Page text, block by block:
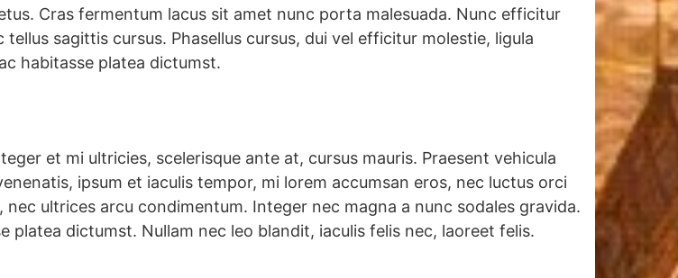
Cras fermentum lacus sit amet nunc porta malesuada. Nunc efficitur
sagittis cursus. Phasellus cursus, dui vel efficitur molestie, ligula
habitasse platea dictumst.
et mi ultricies, scelerisque ante at, cursus mauris. Praesent vehicula
ipsum et iaculis tempor, mi lorem accumsan eros, nec luctus orci
ultrices arcu condimentum. Integer nec magna a nunc sodales gravida.
platea dictumst. Nullam nec leo blandit, iaculis felis nec, laoreet felis.